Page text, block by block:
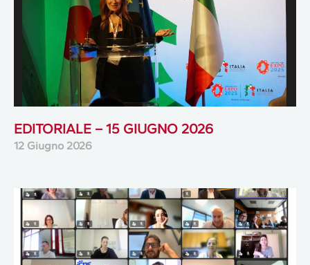
EDITORIALE – 15 GIUGNO 2026
12 Giugno 2026